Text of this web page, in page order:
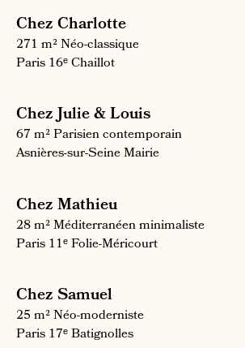
Chez Charlotte
271 m²Néo-classique
Paris 16ᵉChaillot
Chez Julie & Louis
67 m²Parisien contemporain
Asnières-sur-SeineMairie
Chez Mathieu
28 m²Méditerranéen minimaliste
Paris 11ᵉFolie-Méricourt
Chez Samuel
25 m²Néo-moderniste
Paris 17ᵉBatignolles